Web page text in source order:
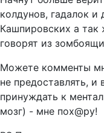
колдунов, гадалок
Кашпировских а так
говорят из
Можете комменты
не предоставлять, и
принуждать к
мозг) - мне пох@ру!